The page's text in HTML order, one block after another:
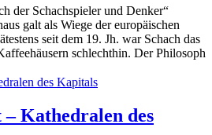
der Schachspieler und Denker“
galt als Wiege der europäischen
seit dem 19. Jh. war Schach das
schlechthin. Der Philosoph
Kathedralen des